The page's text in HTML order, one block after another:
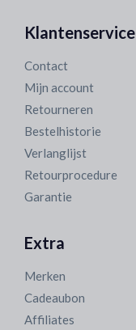
Klantenservice
Contact
Mijn account
Retourneren
Bestelhistorie
Verlanglijst
Retourprocedure
Garantie
Extra
Merken
Cadeaubon
Affiliates